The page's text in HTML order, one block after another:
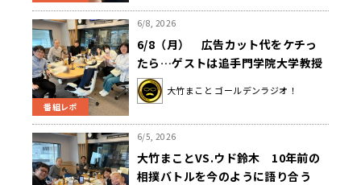
番組レポ
6/8, 2026
6/8（月） 広告カット代をケチっ
たら…ゲストは追手門学院大学教授
の葛西リサさんでした！
大竹まこと ゴールデンラジオ！
6/5, 2026
大竹まことVS.ウド鈴木 10年前の
相撲バトルを今のように語り合う